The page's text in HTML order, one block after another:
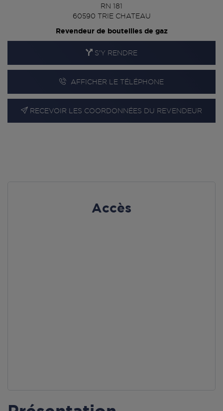
RN 181
60590 TRIE CHATEAU
Revendeur de bouteilles de gaz
S'Y RENDRE
AFFICHER LE TÉLÉPHONE
RECEVOIR LES COORDONNÉES DU REVENDEUR
Accès